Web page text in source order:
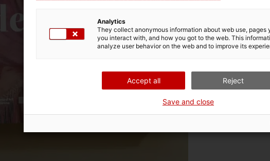
El catàleg es pot
Compra'l aquí
Analytics
They collect anonymous information about web use, pages
you interact with, and how you got to the web. This
analyze user behavior on the web and to improve its
Accept all Reject
Save and close